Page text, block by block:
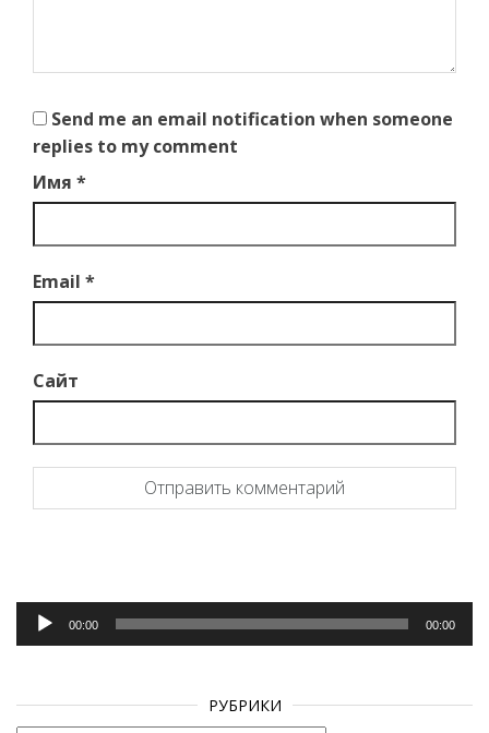
Send me an email notification when someone
replies to my comment
Имя *
Email *
Сайт
Аудиоплеер
00:00 00:00
РУБРИКИ